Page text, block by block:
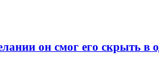
он смог его скрыть в